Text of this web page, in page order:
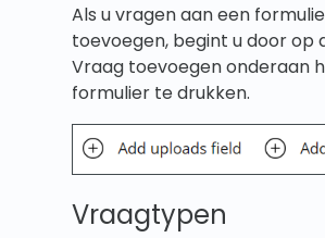
Als u vragen aan een
toevoegen, begint u door op
Vraag toevoegen onderaan
formulier te drukken.
Vraagtypen